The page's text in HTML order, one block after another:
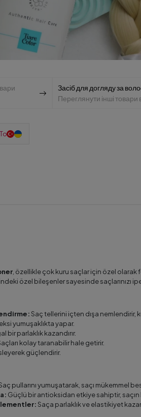
Засіб для догляду за
Переглянути інші товари
, özellikle çok kuru saçlar için özel
özel bileşenler sayesinde saçlarınızı
Saç tellerini içten dışa nemlendirir,
yumuşaklıkta yapar.
bir parlaklık kazandırır.
kolay taranabilir hale getirir.
güçlendirir.
pullarını yumuşatarak, saçı mükemmel
Güçlü bir antioksidan etkiye sahiptir, saçın
Saça parlaklık ve elastikiyet